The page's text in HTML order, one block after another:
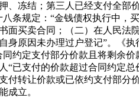
冻结；第三人已经支付全
条规定：“金钱债权执行中
面买卖合同；（二）在人民
原因未办理过户登记”。《
约定支付部分价款且将剩余
“已支付的价款超过合同约定
付转让价款或已依约支付部
成立。